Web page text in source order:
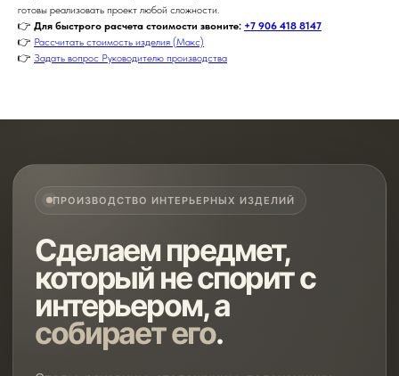
готовы реализовать проект любой сложности.
👉 Для быстрого расчета стоимости звоните: +7 906 418 8147
👉 Рассчитать стоимость изделия (Макс)
👉 Задать вопрос Руководителю производства
ПРОИЗВОДСТВО ИНТЕРЬЕРНЫХ ИЗДЕЛИЙ
Сделаем предмет,
который не спорит с
интерьером, а
собирает его.